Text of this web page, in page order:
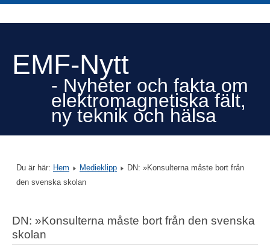
EMF-Nytt
- Nyheter och fakta om
elektromagnetiska fält,
ny teknik och hälsa
Du är här: Hem Medieklipp
DN: »Konsulterna måste bort från
den svenska skolan
DN: »Konsulterna måste bort från den svenska
skolan